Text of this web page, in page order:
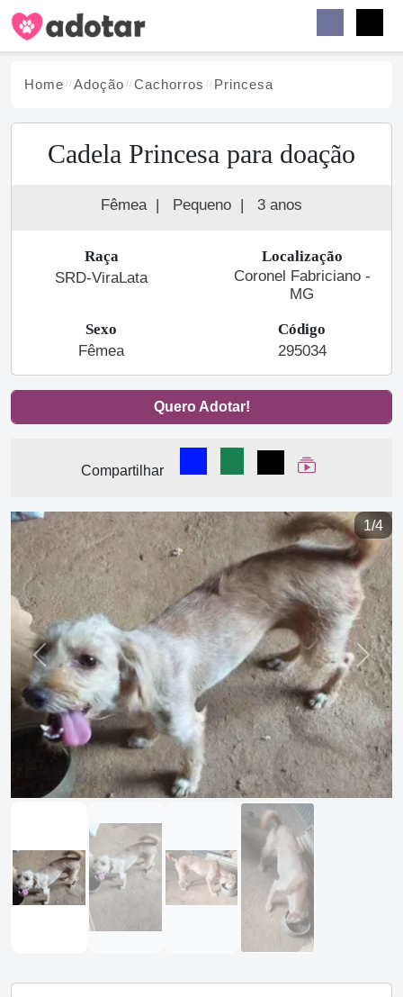
Home Adoção Cachorros Princesa
Cadela Princesa para doação
Fêmea | Pequeno | 3 anos
Raça
SRD-ViraLata
Localização
Coronel Fabriciano -
MG
Sexo
Fêmea
Código
295034
Quero Adotar!
Compartilhar
Compartilhar no Facebook
Compartilhar no
Compartilhar
Ver Web Story
1/4
Previous Next